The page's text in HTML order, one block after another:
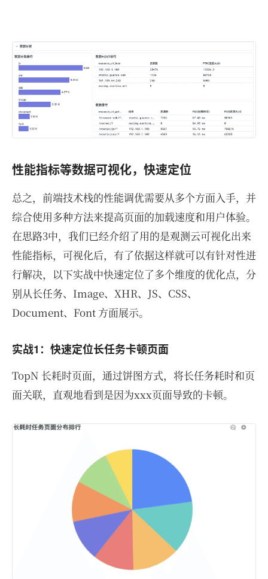
性能指标等数据可视化，快速定位
总之，前端技术栈的性能调优需要从多个方面入手，并
综合使用多种方法来提高页面的加载速度和用户体验。
在思路3中，我们已经介绍了用的是观测云可视化出来
性能指标，可视化后，有了依据这样就可以有针对性进
行解决，以下实战中快速定位了多个维度的优化点，分
别从长任务、Image、XHR、JS、CSS、
Document、Font 方面展示。
实战1：快速定位长任务卡顿页面
TopN 长耗时页面，通过饼图方式，将长任务耗时和页
面关联，直观地看到是因为xxx页面导致的卡顿。